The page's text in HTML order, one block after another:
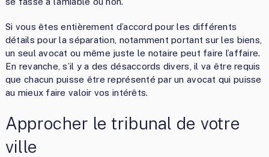
Si vous êtes entièrement d’accord pour les différents
détails pour la séparation, notamment portant sur les biens,
un seul avocat ou même juste le notaire peut faire l’affaire.
En revanche, s’il y a des désaccords divers, il va être requis
que chacun puisse être représenté par un avocat qui puisse
au mieux faire valoir vos intérêts.
Approcher le tribunal de votre
ville